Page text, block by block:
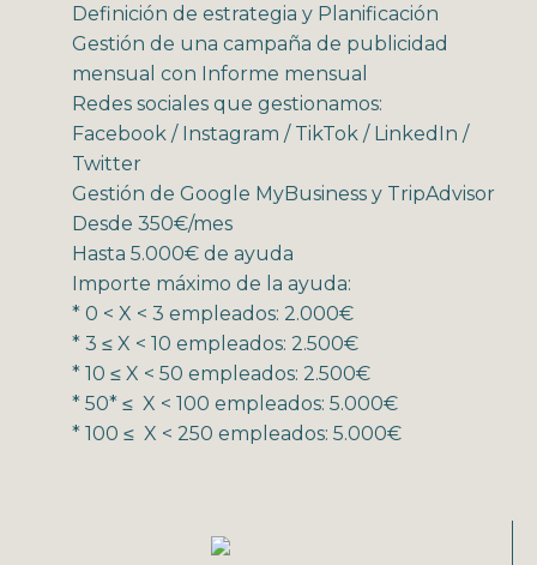
Definición de estrategia y Planificación
Gestión de una campaña de publicidad
mensual con Informe mensual
Redes sociales que gestionamos:
Facebook / Instagram / TikTok / LinkedIn /
Twitter
Gestión de Google MyBusiness y TripAdvisor
Desde 350€/mes
Hasta 5.000€ de ayuda
Importe máximo de la ayuda:
* 0 < X < 3 empleados: 2.000€
* 3 ≤ X < 10 empleados: 2.500€
* 10 ≤ X < 50 empleados: 2.500€
* 50* ≤ X < 100 empleados: 5.000€
* 100 ≤ X < 250 empleados: 5.000€